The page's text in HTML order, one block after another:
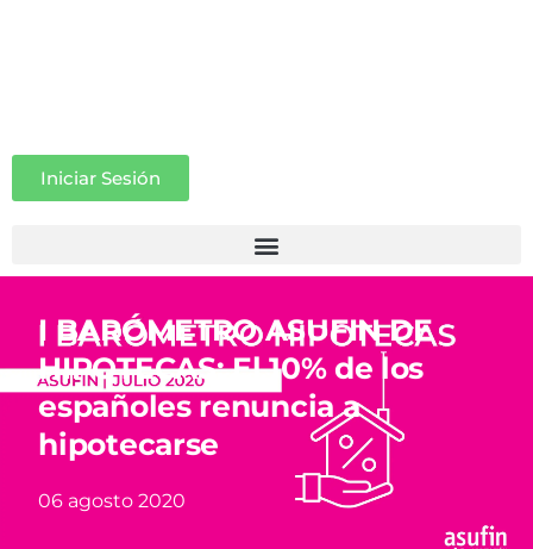
Iniciar Sesión
I BARÓMETRO ASUFIN DE
HIPOTECAS: El 10% de los
españoles renuncia a
hipotecarse
06 agosto 2020